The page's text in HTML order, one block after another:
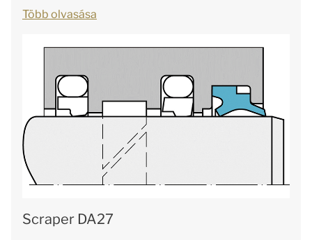
Több olvasása
Scraper DA27